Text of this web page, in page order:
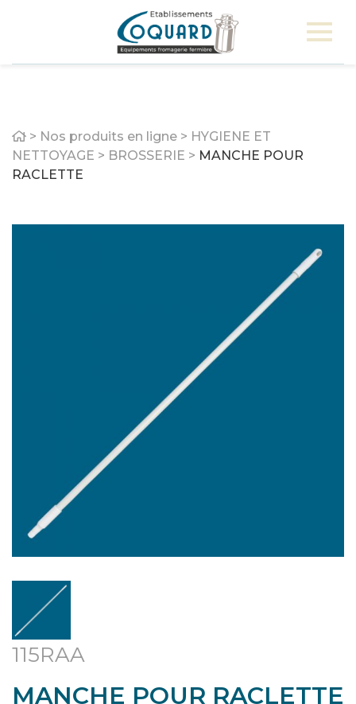
Home
> Nos produits en ligne > HYGIENE ET
NETTOYAGE > BROSSERIE > MANCHE POUR
RACLETTE
115RAA
MANCHE POUR RACLETTE